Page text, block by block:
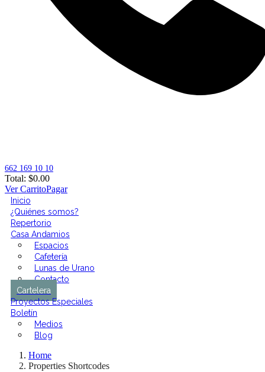
662 169 10 10
Total: $0.00
Ver CarritoPagar
Inicio
¿Quiénes somos?
Repertorio
Casa Andamios
Espacios
Cafetería
Lunas de Urano
Contacto
Cartelera
Proyectos Especiales
Boletín
Medios
Blog
Home
Properties Shortcodes